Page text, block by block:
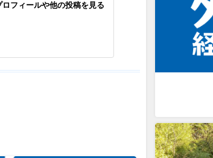
フィールや他の投稿を見る